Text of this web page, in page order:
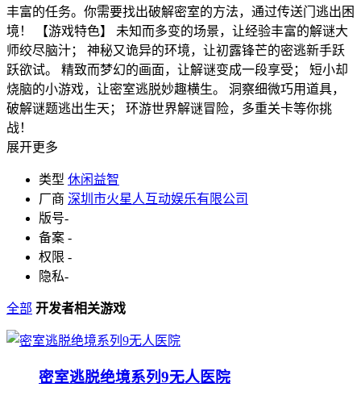
丰富的任务。你需要找出破解密室的方法，通过传送门逃出困
境！ 【游戏特色】 未知而多变的场景，让经验丰富的解谜大
师绞尽脑汁； 神秘又诡异的环境，让初露锋芒的密逃新手跃
跃欲试。 精致而梦幻的画面，让解谜变成一段享受； 短小却
烧脑的小游戏，让密室逃脱妙趣横生。 洞察细微巧用道具，
破解谜题逃出生天； 环游世界解谜冒险，多重关卡等你挑
战！
展开更多
类型 休闲益智
厂商 深圳市火星人互动娱乐有限公司
版号-
备案 -
权限 -
隐私-
全部 开发者相关游戏
密室逃脱绝境系列9无人医院